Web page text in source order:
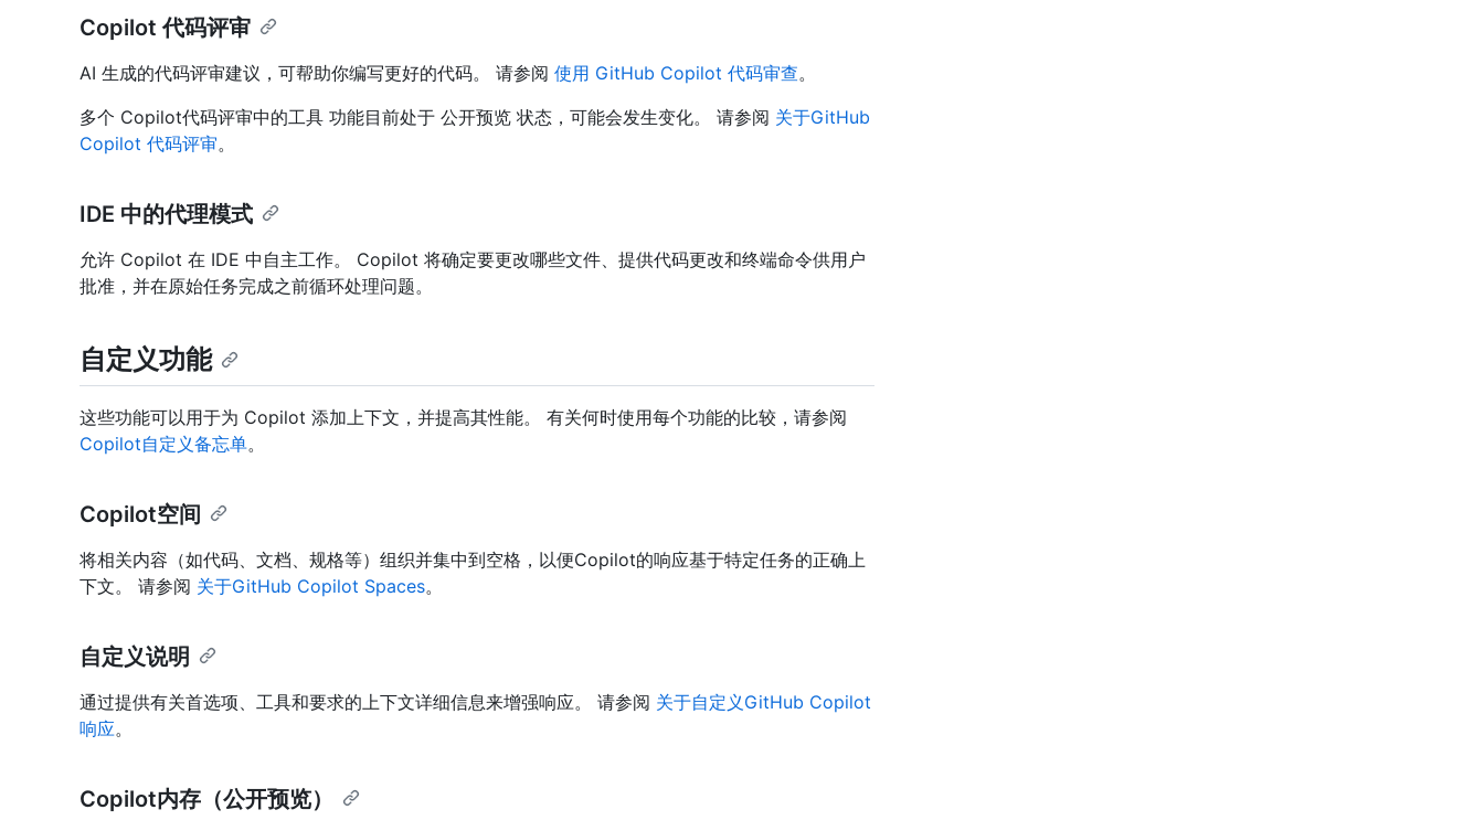
Copilot 代码评审
AI 生成的代码评审建议，可帮助你编写更好的代码。 请参阅 使用 GitHub Copilot 代码审查。
多个 Copilot代码评审中的工具 功能目前处于 公开预览 状态，可能会发生变化。 请参阅 关于GitHub
Copilot 代码评审。
IDE 中的代理模式
允许 Copilot 在 IDE 中自主工作。 Copilot 将确定要更改哪些文件、提供代码更改和终端命令供用户
批准，并在原始任务完成之前循环处理问题。
自定义功能
这些功能可以用于为 Copilot 添加上下文，并提高其性能。 有关何时使用每个功能的比较，请参阅
Copilot自定义备忘单。
Copilot空间
将相关内容（如代码、文档、规格等）组织并集中到空格，以便Copilot的响应基于特定任务的正确上
下文。 请参阅 关于GitHub Copilot Spaces。
自定义说明
通过提供有关首选项、工具和要求的上下文详细信息来增强响应。 请参阅 关于自定义GitHub Copilot
响应。
Copilot内存（公开预览）